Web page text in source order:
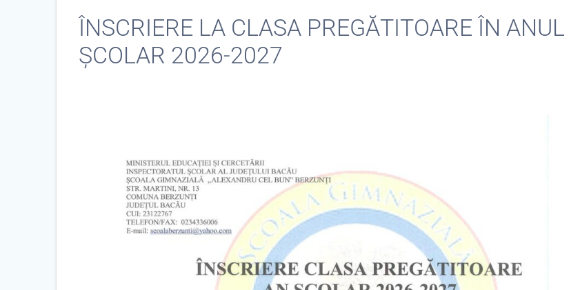
ÎNSCRIERE LA CLASA PREGĂTITOARE ÎN ANUL
ȘCOLAR 2026-2027